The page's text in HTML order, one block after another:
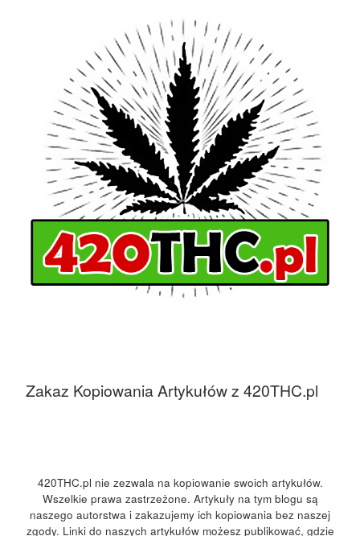
Zakaz Kopiowania Artykułów z 420THC.pl
420THC.pl nie zezwala na kopiowanie swoich artykułów.
Wszelkie prawa zastrzeżone. Artykuły na tym blogu są
naszego autorstwa i zakazujemy ich kopiowania bez naszej
zgody. Linki do naszych artykułów możesz publikować, gdzie